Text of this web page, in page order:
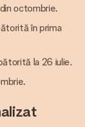
octombrie.
în prima
la 26 iulie.